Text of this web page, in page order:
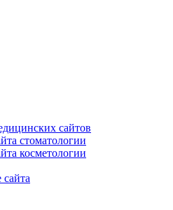
сайтов
стоматологии
косметологии